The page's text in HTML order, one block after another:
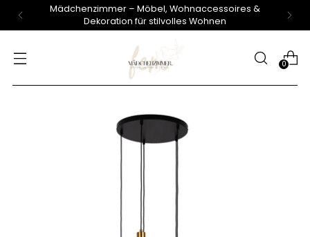
Mädchenzimmer – Möbel, Wohnaccessoires &
Dekoration für stilvolles Wohnen
0